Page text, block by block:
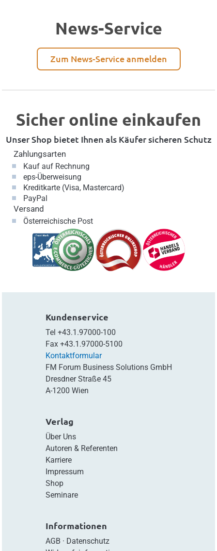
News-Service
Zum News-Service anmelden
Sicher online einkaufen
Unser Shop bietet Ihnen als Käufer sicheren Schutz
Zahlungsarten
Kauf auf Rechnung
eps-Überweisung
Kreditkarte (Visa, Mastercard)
PayPal
Versand
Österreichische Post
Kundenservice
Tel +43.1.97000-100
Fax +43.1.97000-5100
Kontaktformular
FM Forum Business Solutions GmbH
Dresdner Straße 45
A-1200 Wien
Verlag
Über Uns
Autoren & Referenten
Karriere
Impressum
Shop
Seminare
Informationen
AGB · Datenschutz